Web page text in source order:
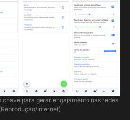
chave para gerar engajamento nas redes
Internet)